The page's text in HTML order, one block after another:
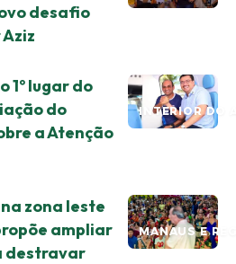
desafio
INTERIOR DO
1º lugar do
do
a Atenção
MANAUS E
zona leste
ampliar
destravar